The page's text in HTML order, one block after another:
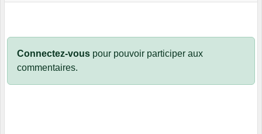
Connectez-vous pour pouvoir participer aux
commentaires.